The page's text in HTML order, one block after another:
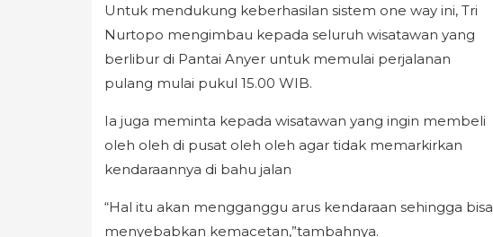
Untuk mendukung keberhasilan sistem one way ini, Tri
Nurtopo mengimbau kepada seluruh wisatawan yang
berlibur di Pantai Anyer untuk memulai perjalanan
pulang mulai pukul 15.00 WIB.
Ia juga meminta kepada wisatawan yang ingin membeli
oleh oleh di pusat oleh oleh agar tidak memarkirkan
kendaraannya di bahu jalan
“Hal itu akan mengganggu arus kendaraan sehingga bisa
menyebabkan kemacetan,”tambahnya.